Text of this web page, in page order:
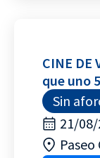
CINE DE
que uno
Sin
21/